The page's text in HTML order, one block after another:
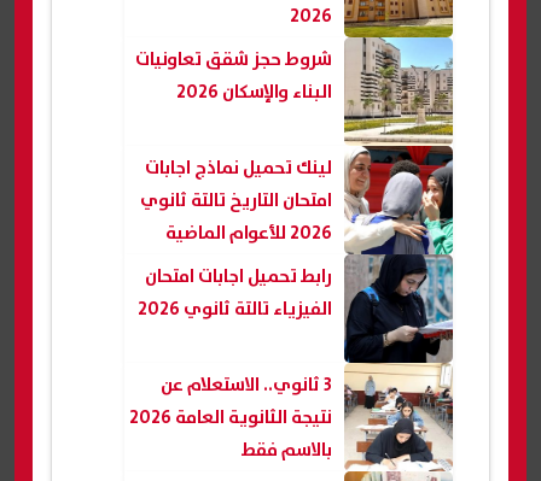
2026
شروط حجز شقق تعاونيات
البناء والإسكان 2026
لينك تحميل نماذج اجابات
امتحان التاريخ تالتة ثانوي
2026 للأعوام الماضية
رابط تحميل اجابات امتحان
الفيزياء تالتة ثانوي 2026
3 ثانوي.. الاستعلام عن
نتيجة الثانوية العامة 2026
بالاسم فقط